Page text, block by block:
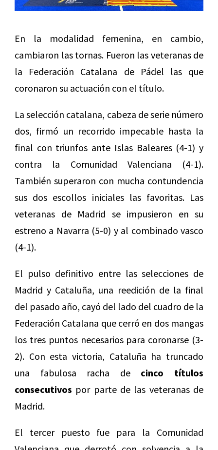
En la modalidad femenina, en cambio,
cambiaron las tornas. Fueron las veteranas de
la Federación Catalana de Pádel las que
coronaron su actuación con el título.
La selección catalana, cabeza de serie número
dos, firmó un recorrido impecable hasta la
final con triunfos ante Islas Baleares (4-1) y
contra la Comunidad Valenciana (4-1).
También superaron con mucha contundencia
sus dos escollos iniciales las favoritas. Las
veteranas de Madrid se impusieron en su
estreno a Navarra (5-0) y al combinado vasco
(4-1).
El pulso definitivo entre las selecciones de
Madrid y Cataluña, una reedición de la final
del pasado año, cayó del lado del cuadro de la
Federación Catalana que cerró en dos mangas
los tres puntos necesarios para coronarse (3-
2). Con esta victoria, Cataluña ha truncado
una fabulosa racha de cinco títulos
consecutivos por parte de las veteranas de
Madrid.
El tercer puesto fue para la Comunidad